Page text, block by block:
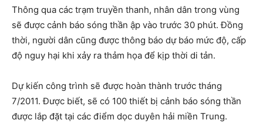
Thông qua các trạm truyền thanh, nhân dân trong vùng
sẽ được cảnh báo sóng thần ập vào trước 30 phút. Đồng
thời, người dân cũng được thông báo dự báo mức độ, cấp
độ nguy hại khi xảy ra thảm họa để kịp thời di tản.
Dự kiến công trình sẽ được hoàn thành trước tháng
7/2011. Được biết, sẽ có 100 thiết bị cảnh báo sóng thần
được lắp đặt tại các điểm dọc duyên hải miền Trung.